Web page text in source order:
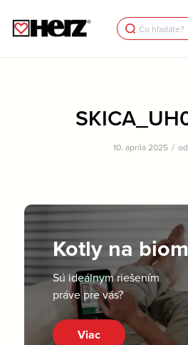
Search
for:
10. apríla 2025 / od
Kotly na
Sú ideálnym riešením
práve pre vás?
Viac